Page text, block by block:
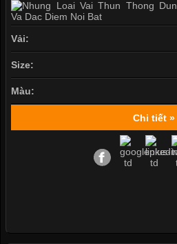
Vải:
Size:
Màu:
Chi tiết »